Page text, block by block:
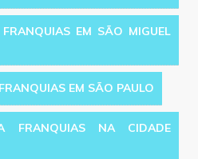
EM SÃO MIGUEL
EM SÃO PAULO
FRANQUIAS NA CIDADE